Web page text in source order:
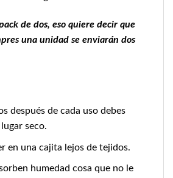
de dos, eso quiere decir que
una unidad se enviarán dos
después de cada uso debes
seco.
en una cajita lejos de tejidos.
humedad cosa que no le